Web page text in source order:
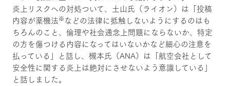
炎上リスクへの対処ついて、土山氏（ライオン）は「投稿
内容が薬機法※などの法律に抵触しないようにするのはも
ちろんのこと、倫理や社会通念上問題にならないか、特定
の方を傷つける内容になってはいないかなど細心の注意を
払っている」と話し、槻本氏（ANA）は「航空会社として
安全性に関する炎上は絶対にさせないよう意識している」
と話しました。